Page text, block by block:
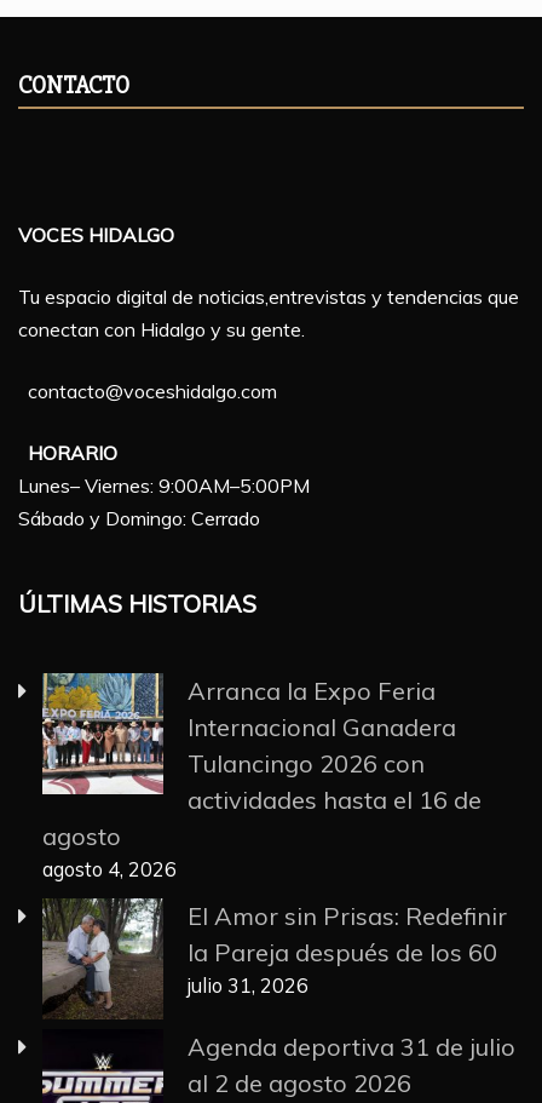
CONTACTO
VOCES HIDALGO
Tu espacio digital de noticias,entrevistas y tendencias que
conectan con Hidalgo y su gente.
contacto@voceshidalgo.com
HORARIO
Lunes– Viernes: 9:00AM–5:00PM
Sábado y Domingo: Cerrado
ÚLTIMAS HISTORIAS
Arranca la Expo Feria
Internacional Ganadera
Tulancingo 2026 con
actividades hasta el 16 de
agosto
agosto 4, 2026
El Amor sin Prisas: Redefinir
la Pareja después de los 60
julio 31, 2026
Agenda deportiva 31 de julio
al 2 de agosto 2026